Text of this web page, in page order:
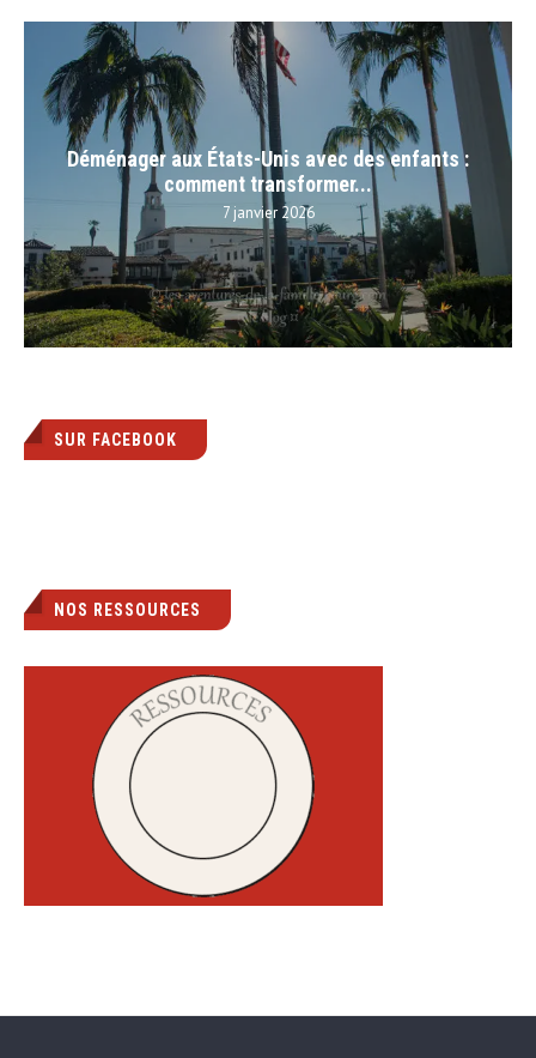
Déménager aux États-Unis avec des enfants :
comment transformer...
7 janvier 2026
SUR FACEBOOK
NOS RESSOURCES